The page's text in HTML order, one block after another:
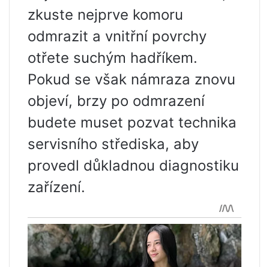
zkuste nejprve komoru
odmrazit a vnitřní povrchy
otřete suchým hadříkem.
Pokud se však námraza znovu
objeví, brzy po odmrazení
budete muset pozvat technika
servisního střediska, aby
provedl důkladnou diagnostiku
zařízení.